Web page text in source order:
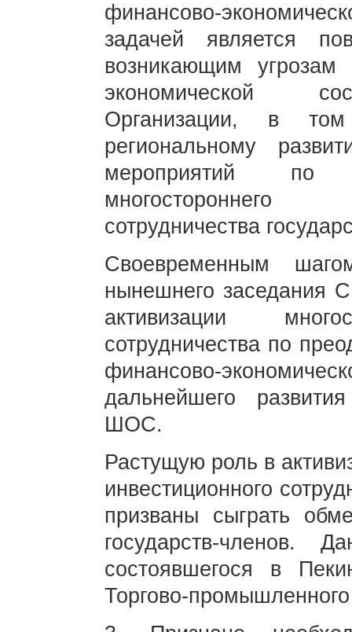
финансово-
задачей является
возникающим
экономической
Организации, в
региональному
мероприятий по
многостороннего
сотрудничества
Своевременным
нынешнего заседания
активизации
сотрудничества по
финансово-
дальнейшего
ШОС.
Растущую роль в
инвестиционного
призваны сыграть
государств-членов.
состоявшегося в
Торгово-